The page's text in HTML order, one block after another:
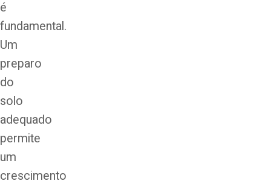
é
fundamental.
Um
preparo
do
solo
adequado
permite
um
crescimento